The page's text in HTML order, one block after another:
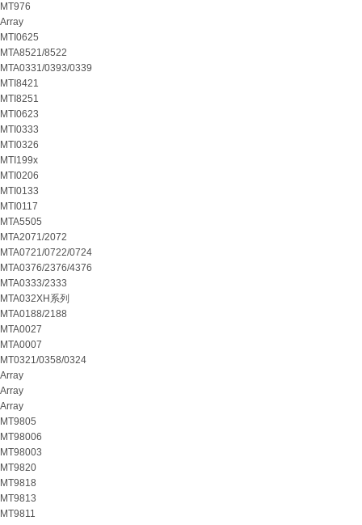
MT976
Array
MTI0625
MTA8521/8522
MTA0331/0393/0339
MTI8421
MTI8251
MTI0623
MTI0333
MTI0326
MTI199x
MTI0206
MTI0133
MTI0117
MTA5505
MTA2071/2072
MTA0721/0722/0724
MTA0376/2376/4376
MTA0333/2333
MTA032XH系列
MTA0188/2188
MTA0027
MTA0007
MT0321/0358/0324
Array
Array
Array
MT9805
MT98006
MT98003
MT9820
MT9818
MT9813
MT9811